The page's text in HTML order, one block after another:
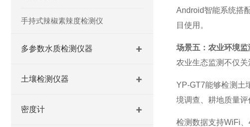
Android智能系统搭
目使用。
场景五：农业环境
农业生态监测不仅关
YP-GT7能够检测土
境调查、耕地质量评
检测数据支持WiFi、
手持式辣椒素辣度检测仪
多参数水质检测仪器
土壤检测仪器
密度计